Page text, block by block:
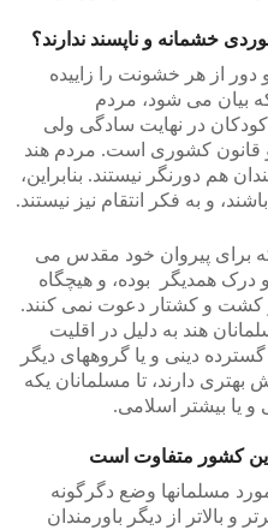
خشمانه و ناپسند ندارند؟
دور از هر خشونت را زاییده
بیان می شود، مردم
در نهایت سادگی ولی
قانون کشوری است. مردم هند
هم دورنگر نیستند. بنابراین،
و به فکر انتقام نیز نیستند.
برای پیروان خود مقدس می
و درک همدیگر بوده، و هیچگاه
کشت و کشتار دعوت نمی کنند.
هند به دلیل در اقلیت
دینی و یا گروههای دیگر
دارند، تا مسلمانان یکه
یا بیشتر اسلامی.
این کشور متفاوت است
مسلمانها وضع دگرگونه
و بالاتر از دیگر باورمندان